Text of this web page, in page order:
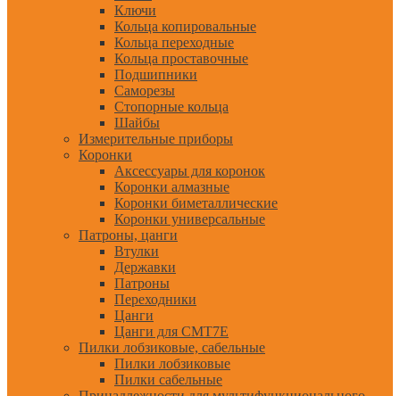
Ключи
Кольца копировальные
Кольца переходные
Кольца проставочные
Подшипники
Саморезы
Стопорные кольца
Шайбы
Измерительные приборы
Коронки
Аксессуары для коронок
Коронки алмазные
Коронки биметаллические
Коронки универсальные
Патроны, цанги
Втулки
Державки
Патроны
Переходники
Цанги
Цанги для CMT7E
Пилки лобзиковые, сабельные
Пилки лобзиковые
Пилки сабельные